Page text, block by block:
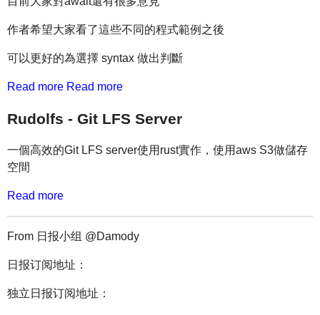
作者希望大家看了這些不同的程式範例之後
可以更好的為選擇 syntax 做出判斷
Read more Read more
Rudolfs - Git LFS Server
一個高效的Git LFS server使用rust實作，使用aws S3做儲存
空間
Read more
From 日报小组 @Damody
日报订阅地址：
独立日报订阅地址：